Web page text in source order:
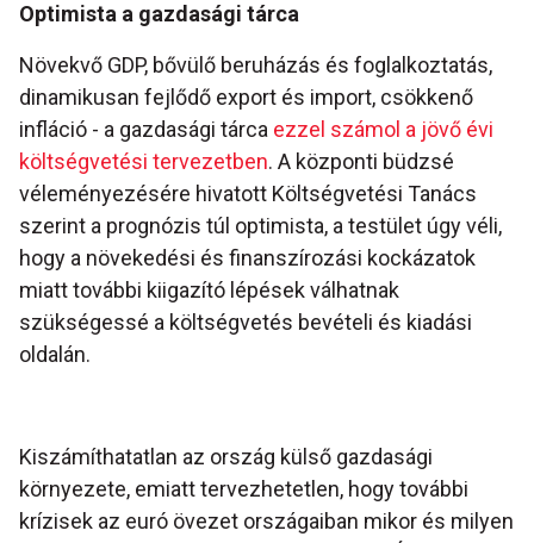
Optimista a gazdasági tárca
Növekvő GDP, bővülő beruházás és foglalkoztatás,
dinamikusan fejlődő export és import, csökkenő
infláció - a gazdasági tárca ezzel számol a jövő évi
költségvetési tervezetben. A központi büdzsé
véleményezésére hivatott Költségvetési Tanács
szerint a prognózis túl optimista, a testület úgy véli,
hogy a növekedési és finanszírozási kockázatok
miatt további kiigazító lépések válhatnak
szükségessé a költségvetés bevételi és kiadási
oldalán.
Kiszámíthatatlan az ország külső gazdasági
környezete, emiatt tervezhetetlen, hogy további
krízisek az euró övezet országaiban mikor és milyen